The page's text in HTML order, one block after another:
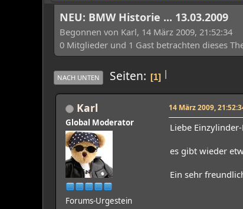
NEU: BMW Historie ... 13.03.2009
Begonnen von Karl, 14 März 2009, 21:52:34
0 Mitglieder und 1 Gast betrachten dieses
|
NACH UNTEN Seiten 1
Karl
Global Moderator
Forums-Urgestein
14 März 2009,
Liebe
es gibt wieder
Ein sehr